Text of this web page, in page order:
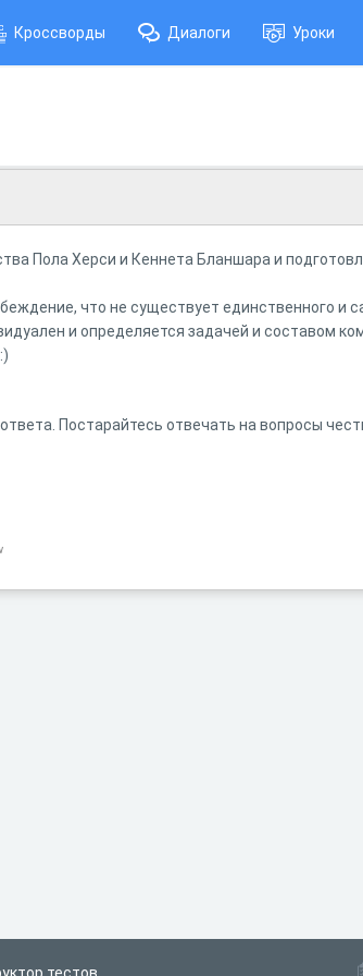
Кроссворды Диалоги Уроки
Пола Херси и Кеннета Бланшара и
что не существует единственного и
и определяется задачей и составом
Постарайтесь отвечать на вопросы